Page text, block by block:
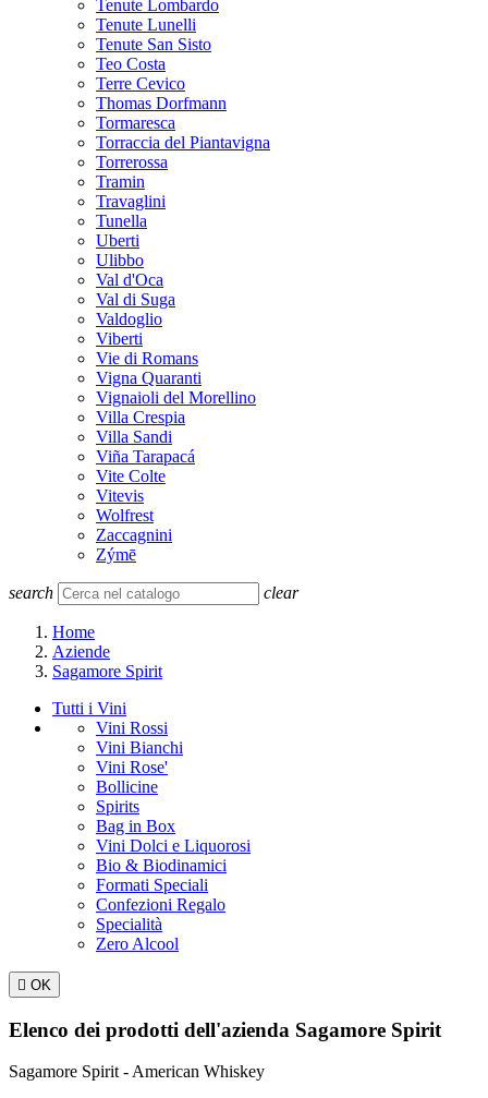
Tenute Lombardo
Tenute Lunelli
Tenute San Sisto
Teo Costa
Terre Cevico
Thomas Dorfmann
Tormaresca
Torraccia del Piantavigna
Torrerossa
Tramin
Travaglini
Tunella
Uberti
Ulibbo
Val d'Oca
Val di Suga
Valdoglio
Viberti
Vie di Romans
Vigna Quaranti
Vignaioli del Morellino
Villa Crespia
Villa Sandi
Viña Tarapacá
Vite Colte
Vitevis
Wolfrest
Zaccagnini
Zýmē
search clear
Home
Aziende
Sagamore Spirit
Tutti i Vini
Vini Rossi
Vini Bianchi
Vini Rose'
Bollicine
Spirits
Bag in Box
Vini Dolci e Liquorosi
Bio & Biodinamici
Formati Speciali
Confezioni Regalo
Specialità
Zero Alcool
 OK
Elenco dei prodotti dell'azienda Sagamore Spirit
Sagamore Spirit - American Whiskey